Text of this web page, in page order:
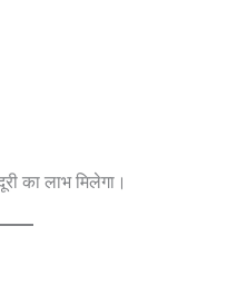
का लाभ मिलेगा।